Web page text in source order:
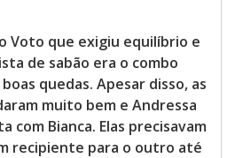
Voto que exigiu equilíbrio e
de sabão era o combo
quedas. Apesar disso, as
muito bem e Andressa
com Bianca. Elas precisavam
recipiente para o outro até